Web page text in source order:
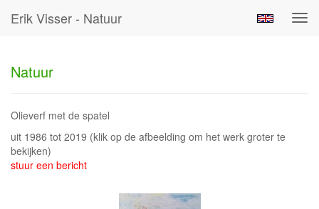
Erik Visser - Natuur
Natuur
Olieverf met de spatel
uit 1986 tot 2019 (klik op de afbeelding om het werk groter te
bekijken)
stuur een bericht